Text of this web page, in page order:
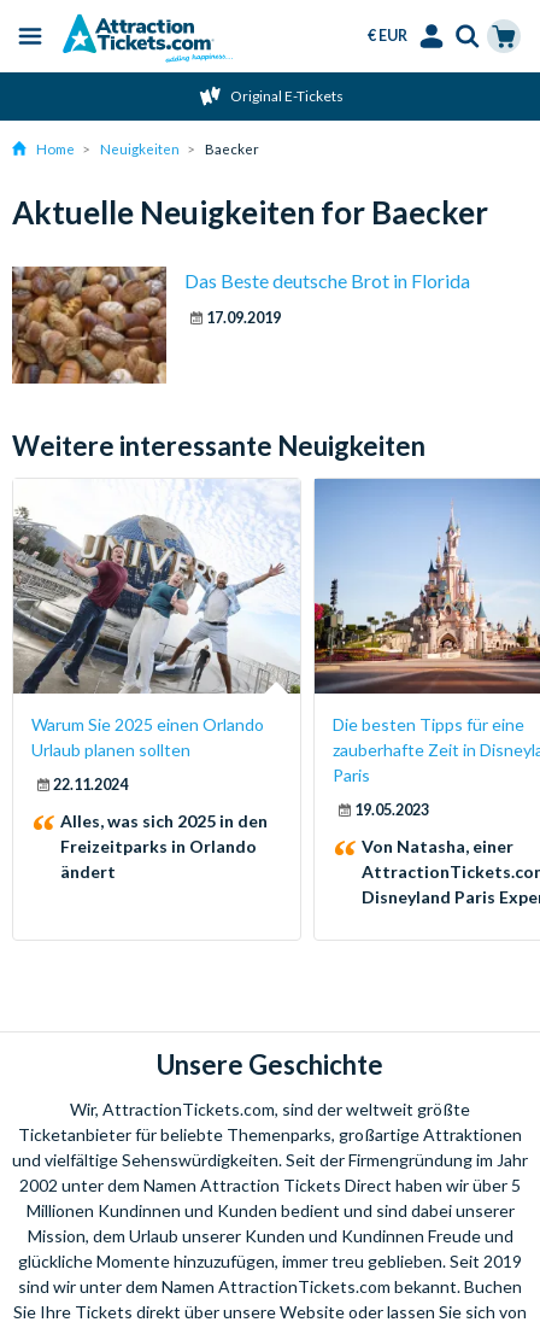
content
Menu
€ EUR
Original E-Tickets
Home Neuigkeiten Baecker
Aktuelle Neuigkeiten for Baecker
Das Beste deutsche Brot in Florida
17.09.2019
Weitere interessante Neuigkeiten
Warum Sie 2025 einen Orlando
Urlaub planen sollten
22.11.2024
Alles, was sich 2025 in den
Freizeitparks in Orlando
ändert
Die besten Tipps für eine
zauberhafte Zeit in
Paris
19.05.2023
Von Natasha, einer
Disneyland Paris
Unsere Geschichte
Wir, AttractionTickets.com, sind der weltweit größte
Ticketanbieter für beliebte Themenparks, großartige Attraktionen
und vielfältige Sehenswürdigkeiten. Seit der Firmengründung im Jahr
2002 unter dem Namen Attraction Tickets Direct haben wir über 5
Millionen Kundinnen und Kunden bedient und sind dabei unserer
Mission, dem Urlaub unserer Kunden und Kundinnen Freude und
glückliche Momente hinzuzufügen, immer treu geblieben. Seit 2019
sind wir unter dem Namen AttractionTickets.com bekannt. Buchen
Sie Ihre Tickets direkt über unsere Website oder lassen Sie sich von